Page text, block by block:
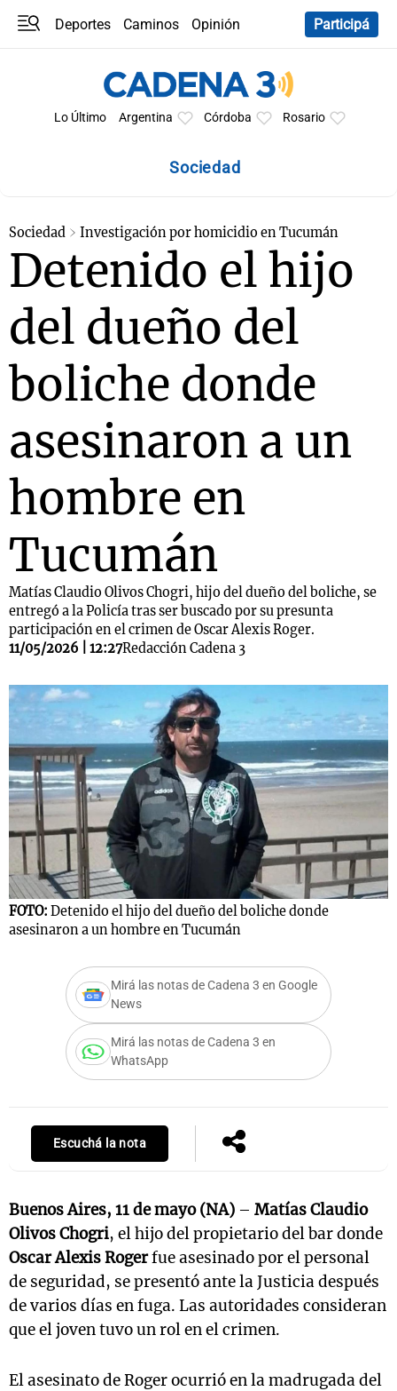
Deportes Caminos
Opinión
Participá
Lo Último Argentina Córdoba Rosario
Sociedad
Sociedad Investigación por homicidio en Tucumán
Detenido el hijo
del dueño del
boliche donde
asesinaron a un
hombre en
Tucumán
Matías Claudio Olivos Chogri, hijo del dueño del boliche, se
entregó a la Policía tras ser buscado por su presunta
participación en el crimen de Oscar Alexis Roger.
11/05/2026 | 12:27Redacción Cadena 3
FOTO: Detenido el hijo del dueño del boliche donde
asesinaron a un hombre en Tucumán
Mirá las notas de Cadena 3 en Google
News
Mirá las notas de Cadena 3 en
WhatsApp
Escuchá la nota
Buenos Aires, 11 de mayo (NA) – Matías Claudio
Olivos Chogri, el hijo del propietario del bar donde
Oscar Alexis Rogerfue asesinado por el personal
de seguridad, se presentó ante la Justicia después
de varios días en fuga. Las autoridades consideran
que el joven tuvo un rol en el crimen.
El asesinato de Roger ocurrió en la madrugada del
Notas
Mundial 2026
Notas
La Sole en